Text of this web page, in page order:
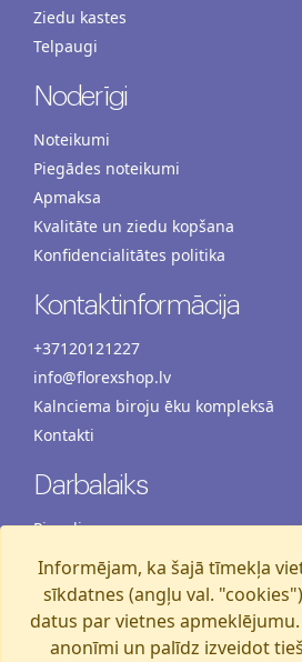
Ziedu kastes
Telpaugi
Noderīgi
Noteikumi
Piegādes noteikumi
Apmaksa
Kvalitāte un ziedu kopšana
Konfidencialitātes politika
Kontaktinformācija
+37120121227
info@florexshop.lv
Kalnciema biroju ēku kompleksā
Kontakti
Darbalaiks
Pirmdiena
Otrdiena
Trešdiena
Ceturtdiena
Piektdiena
Informējam, ka šajā tīmekļa
sīkdatnes (angļu val.
datus par vietnes
anonīmi un palīdz izveidot